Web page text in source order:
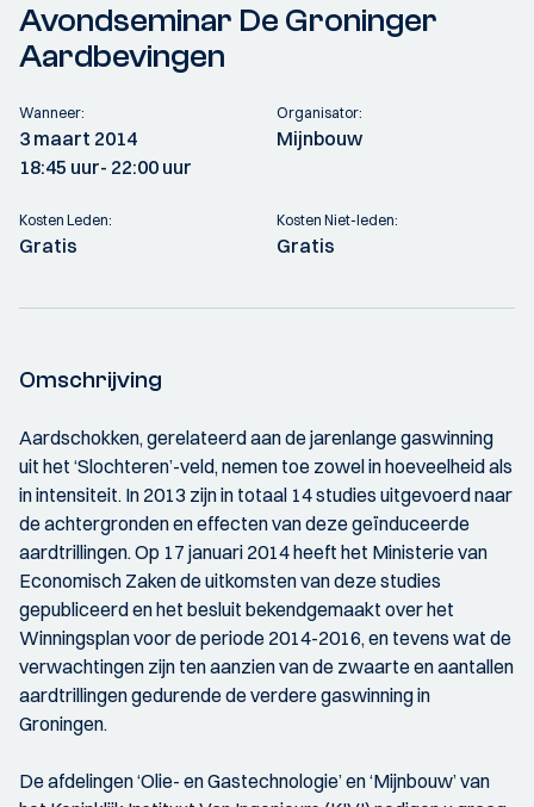
Avondseminar De Groninger
Aardbevingen
Wanneer:
3 maart 2014
18:45 uur- 22:00 uur
Organisator:
Mijnbouw
Kosten Leden:
Gratis
Kosten Niet-leden:
Gratis
Omschrijving
Aardschokken, gerelateerd aan de jarenlange gaswinning
uit het ‘Slochteren’-veld, nemen toe zowel in hoeveelheid als
in intensiteit. In 2013 zijn in totaal 14 studies uitgevoerd naar
de achtergronden en effecten van deze geïnduceerde
aardtrillingen. Op 17 januari 2014 heeft het Ministerie van
Economisch Zaken de uitkomsten van deze studies
gepubliceerd en het besluit bekendgemaakt over het
Winningsplan voor de periode 2014-2016, en tevens wat de
verwachtingen zijn ten aanzien van de zwaarte en aantallen
aardtrillingen gedurende de verdere gaswinning in
Groningen.
De afdelingen ‘Olie- en Gastechnologie’ en ‘Mijnbouw’ van